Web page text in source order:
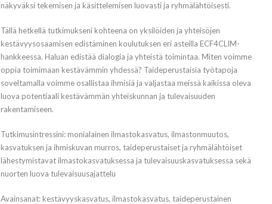
näkyväksi tekemisen ja käsittelemisen luovasti ja ryhmälähtöisesti.
Tällä hetkellä tutkimukseni kohteena on yksilöiden ja yhteisöjen
kestävyysosaamisen edistäminen koulutuksen eri asteilla ECF4CLIM-
hankkeessa. Haluan edistää dialogia ja yhteistä toimintaa. Miten voimme
oppia toimimaan kestävämmin yhdessä? Taideperustaisia työtapoja
soveltamalla voimme osallistaa ihmisiä ja valjastaa meissä kaikissa oleva
luova potentiaali kestävämmän yhteiskunnan ja tulevaisuuden
rakentamiseen.
Tutkimusintressini: monialainen ilmastokasvatus, ilmastonmuutos,
kasvatuksen ja ihmiskuvan murros, taideperustaiset ja ryhmälähtöiset
lähestymistavat ilmastokasvatuksessa ja tulevaisuuskasvatuksessa sekä
nuorten luova tulevaisuusajattelu
Avainsanat: kestävyyskasvatus, ilmastokasvatus, taideperustainen